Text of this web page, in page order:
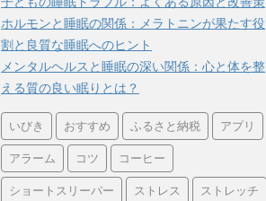
ホルモンと睡眠の関係：メラトニンが果たす役
割と良質な睡眠へのヒント
メンタルヘルスと睡眠の深い関係：心と体を整
える質の良い眠りとは？
いびき おすすめ ふるさと納税 アプリ
アラーム コツ コーヒー
ショートスリーパー ストレス ストレッチ